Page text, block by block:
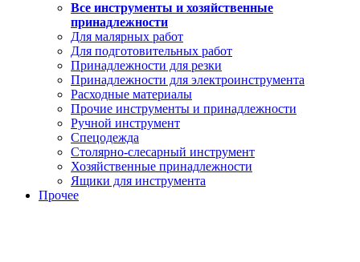
Все инструменты и хозяйственные
принадлежности
Для малярных работ
Для подготовительных работ
Принадлежности для резки
Принадлежности для электроинструмента
Расходные материалы
Прочие инструменты и принадлежности
Ручной инструмент
Спецодежда
Столярно-слесарный инструмент
Хозяйственные принадлежности
Ящики для инструмента
Прочее